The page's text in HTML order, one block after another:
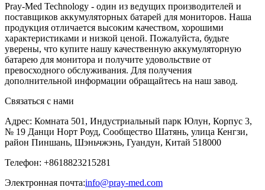
Pray-Med Technology - один из ведущих производителей и
поставщиков аккумуляторных батарей для мониторов. Наша
продукция отличается высоким качеством, хорошими
характеристиками и низкой ценой. Пожалуйста, будьте
уверены, что купите нашу качественную аккумуляторную
батарею для монитора и получите удовольствие от
превосходного обслуживания. Для получения
дополнительной информации обращайтесь на наш завод.
Связаться с нами
Адрес: Комната 501, Индустриальный парк Юлун, Корпус 3,
№ 19 Данци Норт Роуд, Сообщество Шатянь, улица Кенгзи,
район Пиншань, Шэньчжэнь, Гуандун, Китай 518000
Телефон: +8618823215281
Электронная почта:info@pray-med.com